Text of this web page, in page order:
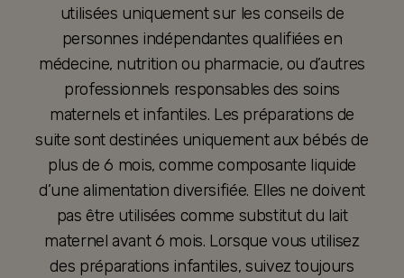
utilisées uniquement sur les conseils de
personnes indépendantes qualifiées en
médecine, nutrition ou pharmacie, ou d’autres
professionnels responsables des soins
maternels et infantiles. Les préparations de
suite sont destinées uniquement aux bébés de
plus de 6 mois, comme composante liquide
d’une alimentation diversifiée. Elles ne doivent
pas être utilisées comme substitut du lait
maternel avant 6 mois. Lorsque vous utilisez
des préparations infantiles, suivez toujours